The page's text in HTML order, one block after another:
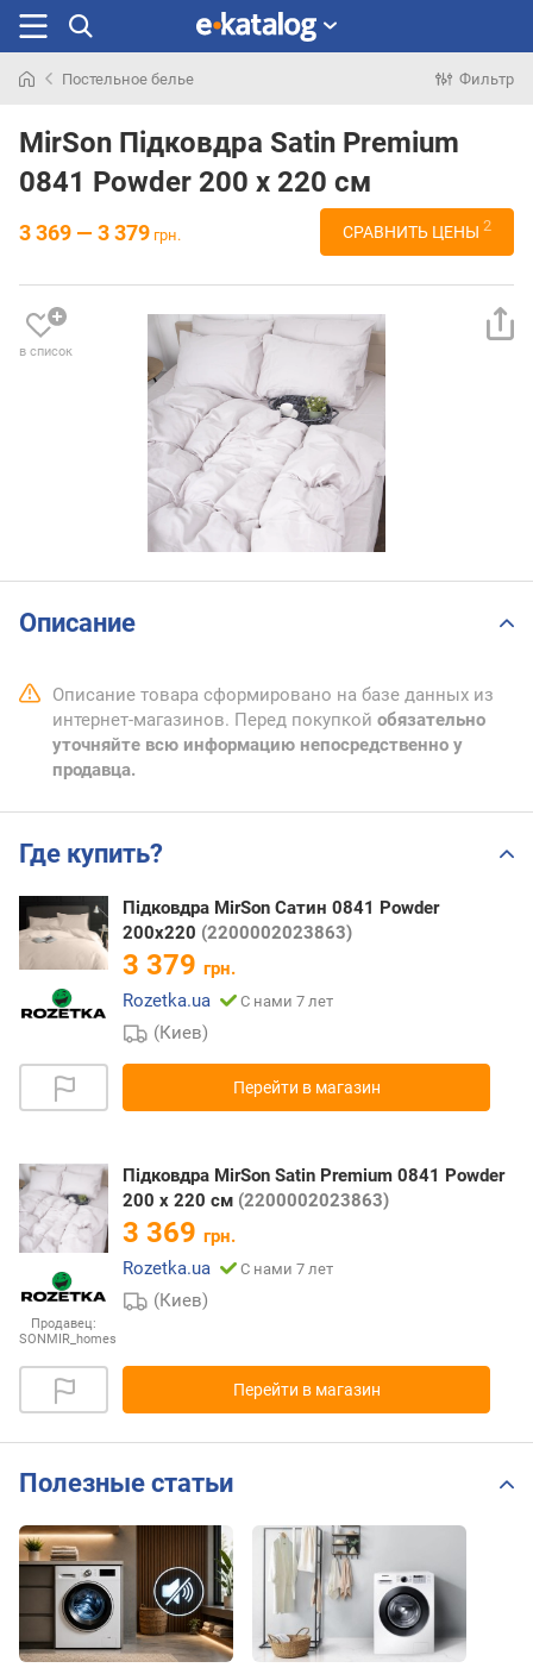
раньше
Постельное белье Фильтр
MirSon Підковдра Satin Premium
0841 Powder 200 x 220 см
3 369 — 3 379 грн. СРАВНИТЬ ЦЕНЫ 2
в список
Описание
Описание товара сформировано на базе данных из
интернет-магазинов. Перед покупкой обязательно
уточняйте всю информацию непосредственно у
продавца.
Где купить?
Підковдра MirSon Сатин 0841 Powder
200х220 (2200002023863)
3 379 грн.
Rozetka.ua
С нами 7 лет
(Киев)
Перейти в магазин
Продавец:
SONMIR_homes
Підковдра MirSon Satin Premium 0841 Powder
200 x 220 см (2200002023863)
3 369 грн.
Rozetka.ua
С нами 7 лет
(Киев)
Перейти в магазин
Полезные статьи